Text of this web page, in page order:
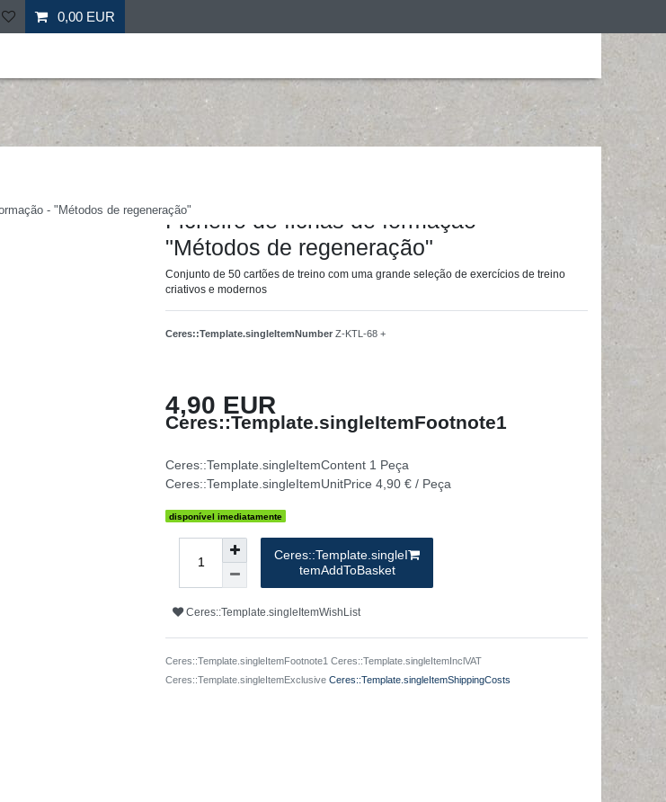
0,00 EUR
desporto Ofertas especiais
- "Métodos de regeneração"Ficheiro de fichas de formação -
"Métodos de regeneração"
Conjunto de 50 cartões de treino com uma grande seleção de exercícios de treino
criativos e modernos
Ceres::Template.singleItemNumber Z-KTL-68 +
4,90 EUR
Ceres::Template.singleItemFootnote1
Ceres::Template.singleItemContent 1 Peça
Ceres::Template.singleItemUnitPrice 4,90 € / Peça
disponível imediatamente
Ceres::Template.singleI
temAddToBasket
Ceres::Template.singleItemWishList
Ceres::Template.singleItemFootnote1 Ceres::Template.singleItemInclVAT
Ceres::Template.singleItemExclusive Ceres::Template.singleItemShippingCosts